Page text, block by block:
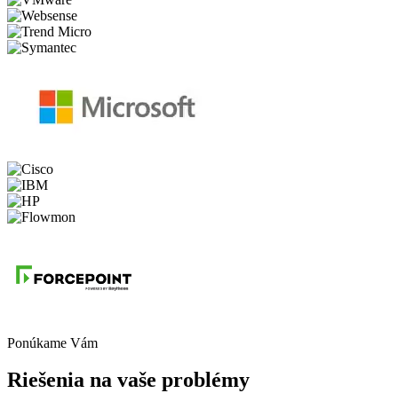
Ponúkame Vám
Riešenia na vaše problémy